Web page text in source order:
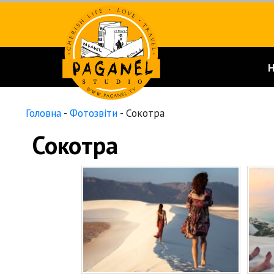
Головна- Фотозвіти- Сокотра
Сокотра